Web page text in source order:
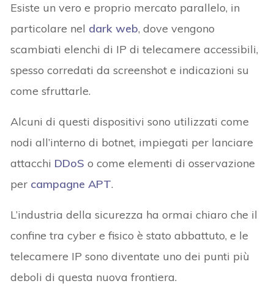
Esiste un vero e proprio mercato parallelo, in
particolare nel dark web, dove vengono
scambiati elenchi di IP di telecamere accessibili,
spesso corredati da screenshot e indicazioni su
come sfruttarle.
Alcuni di questi dispositivi sono utilizzati come
nodi all’interno di botnet, impiegati per lanciare
attacchi DDoS o come elementi di osservazione
per campagne APT.
L’industria della sicurezza ha ormai chiaro che il
confine tra cyber e fisico è stato abbattuto, e le
telecamere IP sono diventate uno dei punti più
deboli di questa nuova frontiera.